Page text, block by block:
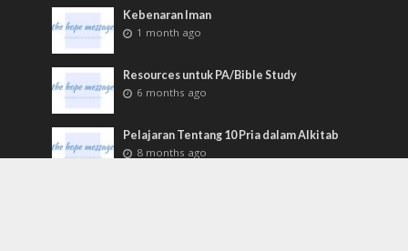
Kebenaran Iman
1 month ago
Resources untuk PA/Bible Study
6 months ago
Pelajaran Tentang 10 Pria dalam Alkitab
8 months ago